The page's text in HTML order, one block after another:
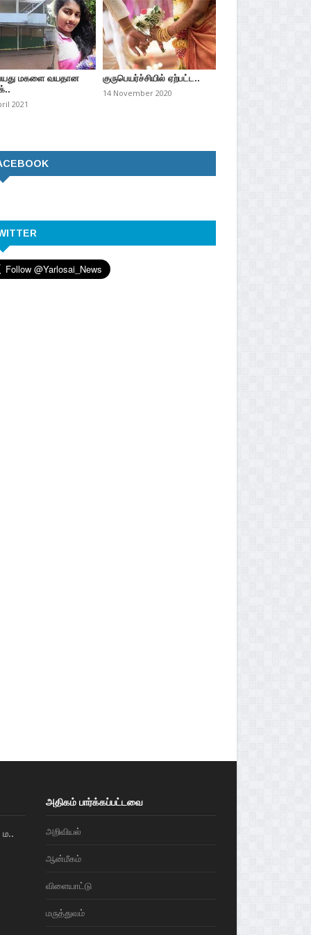
மகளை வயதான
2021
குருபெயர்ச்சியில் ஏற்பட்ட..
14 November 2020
அதிகம் பார்க்கப்பட்டவை
அறிவியல்
ஆன்மீகம்
விளையாட்டு
மரு‌த்துவ‌ம்